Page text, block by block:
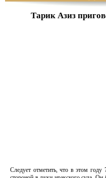
Тарик Азиз
Следует отметить, что в этом году